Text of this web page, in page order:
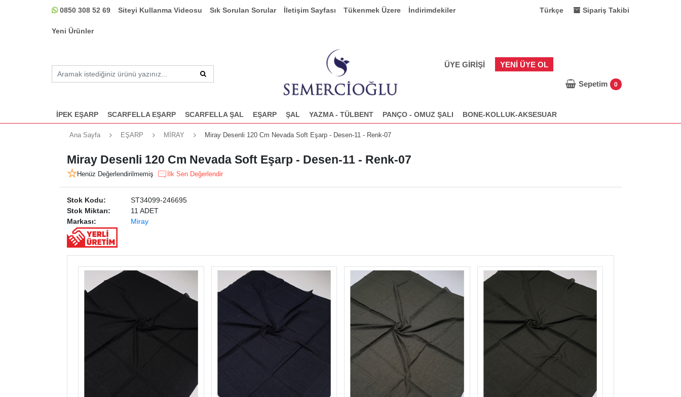
0850 308 52 69 Siteyi Kullanma Videosu Sık Sorulan Sorular İletişim Sayfası Tükenmek Üzere İndirimdekiler
Yeni Ürünler
Sipariş Takibi
Türkçe
ÜYE GIRIŞI YENI ÜYE OL
Sepetim 0
İPEK EŞARP SCARFELLA EŞARP SCARFELLA ŞAL EŞARP ŞAL YAZMA - TÜLBENT PANÇO - OMUZ ŞALI BONE-KOLLUK-AKSESUAR
Ana Sayfa EŞARP MİRAY Miray Desenli 120 Cm Nevada Soft Eşarp - Desen-11 - Renk-07
Miray Desenli 120 Cm Nevada Soft Eşarp - Desen-11 - Renk-07
Henüz Değerlendirilmemiş İlk Sen Değerlendir
Stok Kodu:
ST34099-246695
Stok Miktarı:
11 ADET
Markası:
Miray